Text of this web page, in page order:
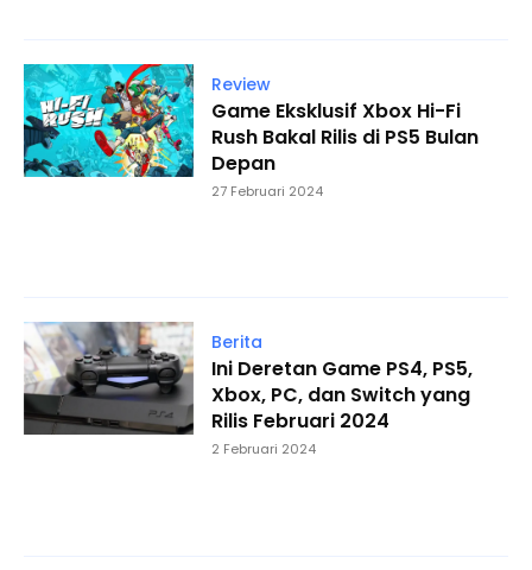
Review
Game Eksklusif Xbox Hi-Fi
Rush Bakal Rilis di PS5 Bulan
Depan
27 Februari 2024
Berita
Ini Deretan Game PS4, PS5,
Xbox, PC, dan Switch yang
Rilis Februari 2024
2 Februari 2024